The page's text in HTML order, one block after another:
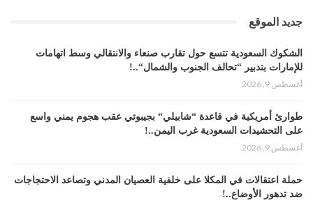
جديد الموقع
الشكوك السعودية تتسع حول تقارب صنعاء والانتقالي وسط اتهامات
للإمارات بتدبير “تحالف الجنوب والشمال“..!
أغسطس 9, 2026
طوارئ أمريكية في قاعدة “شابيلي“ بجيبوتي عقب هجوم يمني واسع
على التحشيدات السعودية غرب اليمن..!
أغسطس 9, 2026
حملة اعتقالات في المكلا على خلفية العصيان المدني وتصاعد الاحتجاجات
ضد تدهور الأوضاع..!